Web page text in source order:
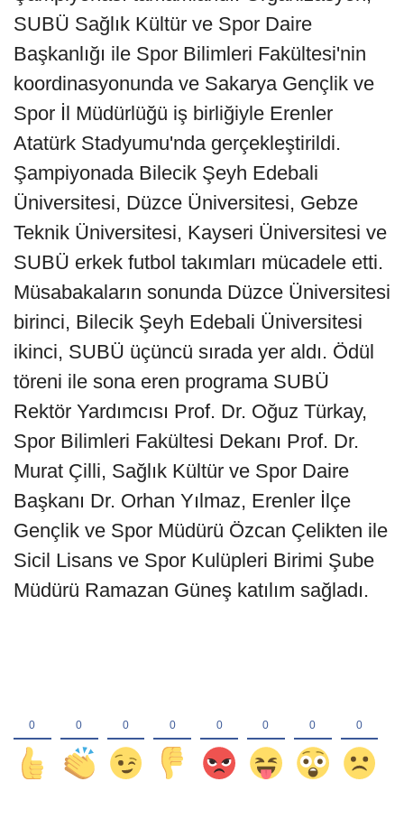
SUBÜ Sağlık Kültür ve Spor Daire
Başkanlığı ile Spor Bilimleri Fakültesi'nin
koordinasyonunda ve Sakarya Gençlik ve
Spor İl Müdürlüğü iş birliğiyle Erenler
Atatürk Stadyumu'nda gerçekleştirildi.
Şampiyonada Bilecik Şeyh Edebali
Üniversitesi, Düzce Üniversitesi, Gebze
Teknik Üniversitesi, Kayseri Üniversitesi ve
SUBÜ erkek futbol takımları mücadele etti.
Müsabakaların sonunda Düzce Üniversitesi
birinci, Bilecik Şeyh Edebali Üniversitesi
ikinci, SUBÜ üçüncü sırada yer aldı. Ödül
töreni ile sona eren programa SUBÜ
Rektör Yardımcısı Prof. Dr. Oğuz Türkay,
Spor Bilimleri Fakültesi Dekanı Prof. Dr.
Murat Çilli, Sağlık Kültür ve Spor Daire
Başkanı Dr. Orhan Yılmaz, Erenler İlçe
Gençlik ve Spor Müdürü Özcan Çelikten ile
Sicil Lisans ve Spor Kulüpleri Birimi Şube
Müdürü Ramazan Güneş katılım sağladı.